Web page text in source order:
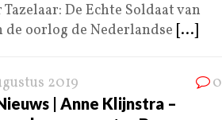
Tazelaar: De Echte Soldaat van
de oorlog de Nederlandse [...]
2019 0
| Anne Klijnstra –